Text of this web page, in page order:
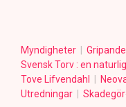
Myndigheter
Svensk Torv : en
Tove Lifvendahl
Utredningar